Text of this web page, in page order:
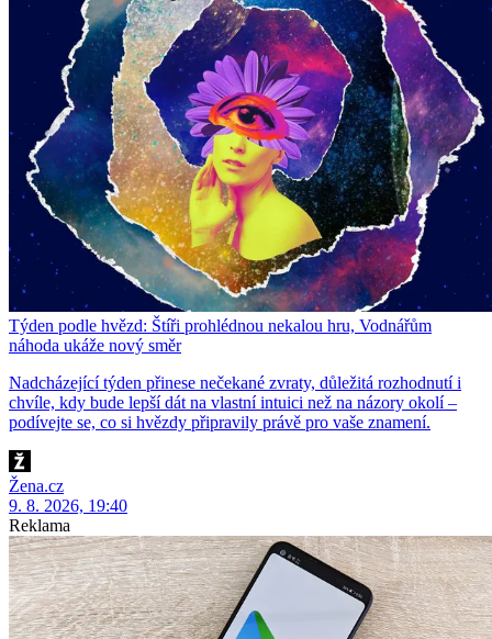
Týden podle hvězd: Štíři prohlédnou nekalou hru, Vodnářům
náhoda ukáže nový směr
Nadcházející týden přinese nečekané zvraty, důležitá rozhodnutí i
chvíle, kdy bude lepší dát na vlastní intuici než na názory okolí –
podívejte se, co si hvězdy připravily právě pro vaše znamení.
Žena.cz
9. 8. 2026, 19:40
Reklama